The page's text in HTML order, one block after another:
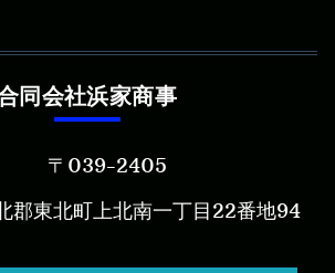
同会社浜家商事
〒039-2405
郡東北町上北南一丁目22番地94